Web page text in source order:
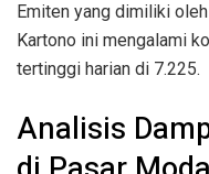
Emiten yang dimiliki
Kartono ini mengalami
tertinggi harian di 7.225.
Analisis